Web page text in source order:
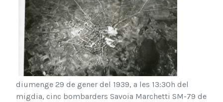
diumenge 29 de gener del 1939, a les 13:30h del
migdia, cinc bombarders Savoia Marchetti SM-79 de